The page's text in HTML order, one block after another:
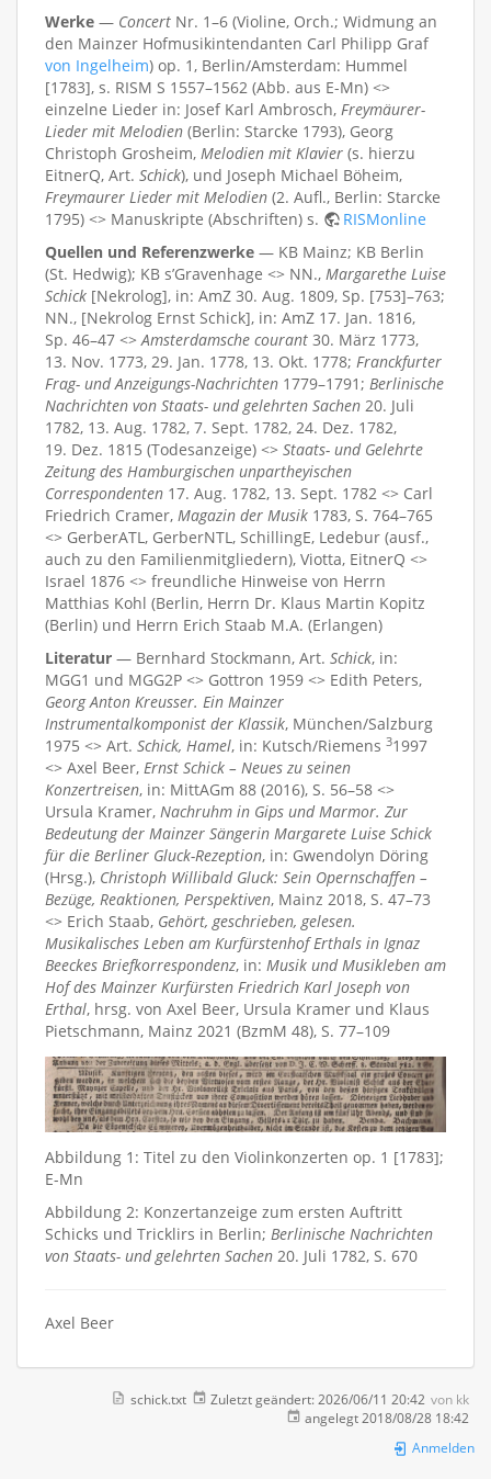
Werke — Concert Nr. 1–6 (Violine, Orch.; Widmung an
den Mainzer Hofmusikintendanten Carl Philipp Graf
von Ingelheim) op. 1, Berlin/Amsterdam: Hummel
[1783], s. RISM S 1557–1562 (Abb. aus E-Mn) <>
einzelne Lieder in: Josef Karl Ambrosch, Freymäurer-
Lieder mit Melodien (Berlin: Starcke 1793), Georg
Christoph Grosheim, Melodien mit Klavier (s. hierzu
EitnerQ, Art. Schick), und Joseph Michael Böheim,
Freymaurer Lieder mit Melodien (2. Aufl., Berlin: Starcke
1795) <> Manuskripte (Abschriften) s.
RISMonline
Quellen und Referenzwerke — KB Mainz; KB Berlin
(St. Hedwig); KB s’Gravenhage <> NN., Margarethe Luise
Schick [Nekrolog], in: AmZ 30. Aug. 1809, Sp. [753]–763;
NN., [Nekrolog Ernst Schick], in: AmZ 17. Jan. 1816,
Sp. 46–47 <>Amsterdamsche courant 30. März 1773,
13. Nov. 1773, 29. Jan. 1778, 13. Okt. 1778; Franckfurter
Frag- und Anzeigungs-Nachrichten 1779–1791; Berlinische
Nachrichten von Staats- und gelehrten Sachen 20. Juli
1782, 13. Aug. 1782, 7. Sept. 1782, 24. Dez. 1782,
19. Dez. 1815 (Todesanzeige) <> Staats- und Gelehrte
Zeitung des Hamburgischen unpartheyischen
Correspondenten 17. Aug. 1782, 13. Sept. 1782 <> Carl
Friedrich Cramer, Magazin der Musik 1783, S. 764–765
<> GerberATL, GerberNTL, SchillingE, Ledebur (ausf.,
auch zu den Familienmitgliedern), Viotta, EitnerQ <>
Israel 1876 <> freundliche Hinweise von Herrn
Matthias Kohl (Berlin, Herrn Dr. Klaus Martin Kopitz
(Berlin) und Herrn Erich Staab M.A. (Erlangen)
Literatur — Bernhard Stockmann, Art. Schick, in:
MGG1 und MGG2P <> Gottron 1959 <> Edith Peters,
Georg Anton Kreusser. Ein Mainzer
Instrumentalkomponist der Klassik, München/Salzburg
1975 <> Art. Schick, Hamel, in: Kutsch/Riemens 31997
<> Axel Beer, Ernst Schick – Neues zu seinen
Konzertreisen, in: MittAGm 88 (2016), S. 56–58 <>
Ursula Kramer, Nachruhm in Gips und Marmor. Zur
Bedeutung der Mainzer Sängerin Margarete Luise Schick
für die Berliner Gluck-Rezeption, in: Gwendolyn Döring
(Hrsg.), Christoph Willibald Gluck: Sein Opernschaffen –
Bezüge, Reaktionen, Perspektiven, Mainz 2018, S. 47–73
<> Erich Staab, Gehört, geschrieben, gelesen.
Musikalisches Leben am Kurfürstenhof Erthals in Ignaz
Beeckes Briefkorrespondenz, in: Musik und Musikleben am
Hof des Mainzer Kurfürsten Friedrich Karl Joseph von
Erthal, hrsg. von Axel Beer, Ursula Kramer und Klaus
Pietschmann, Mainz 2021 (BzmM 48), S. 77–109
Abbildung 1: Titel zu den Violinkonzerten op. 1 [1783];
E-Mn
Abbildung 2: Konzertanzeige zum ersten Auftritt
Schicks und Tricklirs in Berlin; Berlinische Nachrichten
von Staats- und gelehrten Sachen 20. Juli 1782, S. 670
Axel Beer
schick.txt Zuletzt geändert: 2026/06/11 20:42 von kk
angelegt 2018/08/28 18:42
Anmelden